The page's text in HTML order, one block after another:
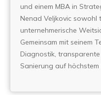
und einem MBA in
Nenad Veljkovic sowohl
unternehmerische
Gemeinsam mit seinem
Diagnostik,
Sanierung auf höchstem